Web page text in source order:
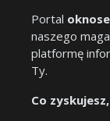
Portal
naszego
platformę
Ty.
Co